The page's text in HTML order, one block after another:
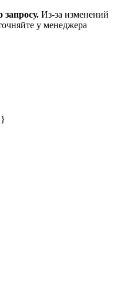
Из-за изменений
у менеджера